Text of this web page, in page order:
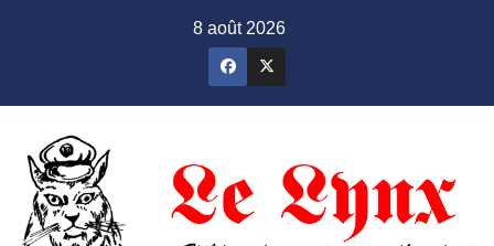
8 août 2026